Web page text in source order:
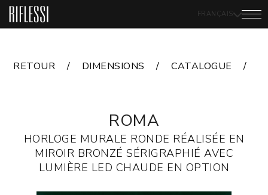
FRANÇAIS
RETOUR DIMENSIONS CATALOGUE
ROMA
HORLOGE MURALE RONDE RÉALISÉE EN
MIROIR BRONZÉ SÉRIGRAPHIÉ AVEC
LUMIÈRE LED CHAUDE EN OPTION